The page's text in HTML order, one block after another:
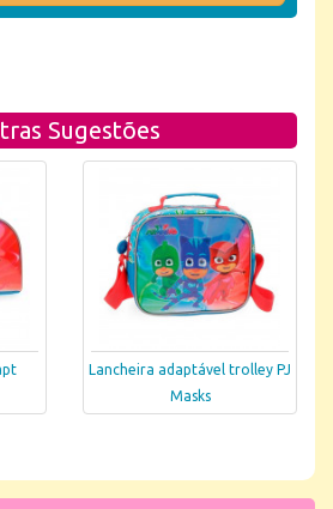
Sugestões
Lancheira adaptável trolley PJ
Masks